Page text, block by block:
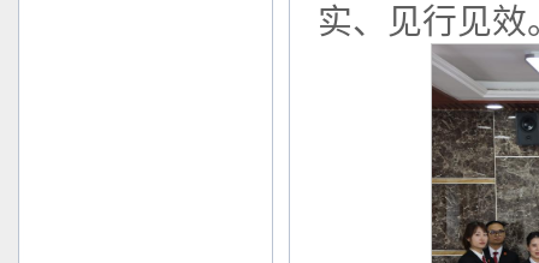
实、见行见效